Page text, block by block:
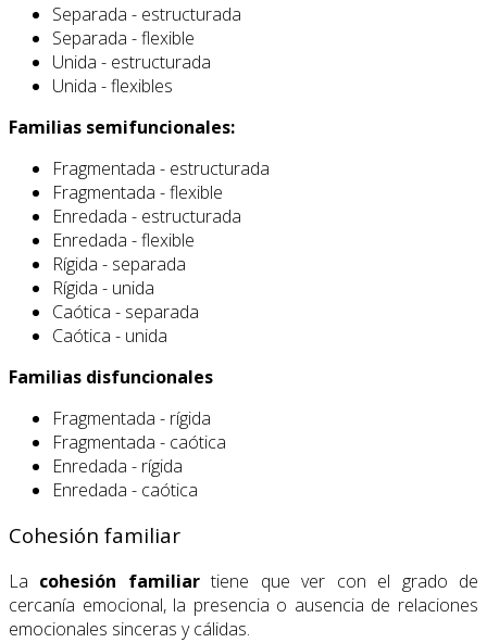
Separada - estructurada
Separada - flexible
Unida - estructurada
Unida - flexibles
Familias semifuncionales:
Fragmentada - estructurada
Fragmentada - flexible
Enredada - estructurada
Enredada - flexible
Rígida - separada
Rígida - unida
Caótica - separada
Caótica - unida
Familias disfuncionales
Fragmentada - rígida
Fragmentada - caótica
Enredada - rígida
Enredada - caótica
Cohesión familiar
La cohesión familiartiene que ver con el grado de
cercanía emocional, la presencia o ausencia de relaciones
emocionales sinceras y cálidas.